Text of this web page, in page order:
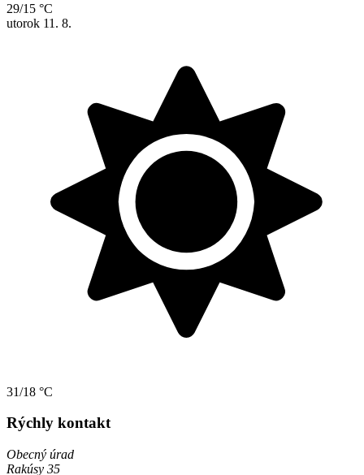
29/15 °C
utorok 11. 8.
31/18 °C
Rýchly kontakt
Obecný úrad
Rakúsy 35